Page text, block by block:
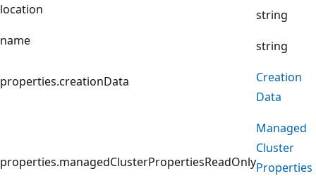
location
string
name
string
properties.creationData
Creation
Data
properties.managedClusterPropertiesReadOnly
Managed
Cluster
Properties